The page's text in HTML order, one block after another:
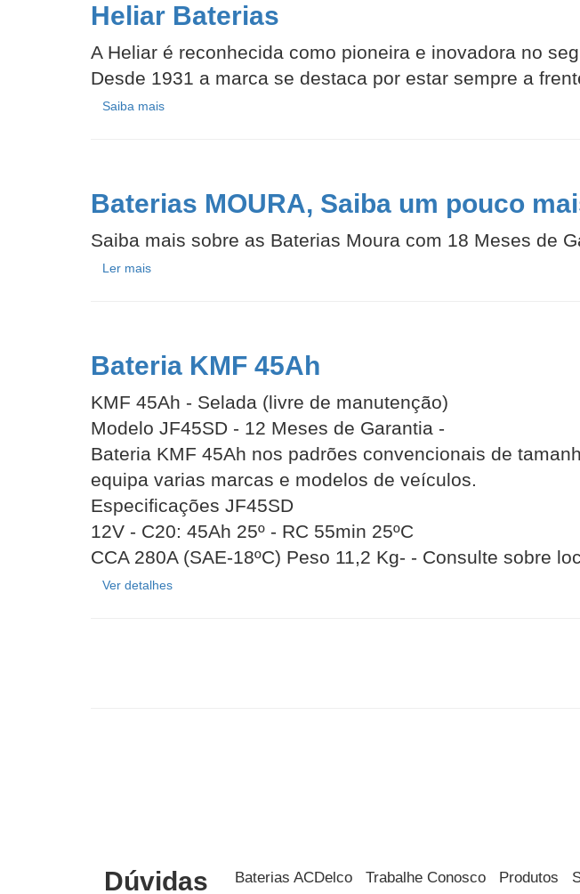
Heliar Baterias
A Heliar é reconhecida como pioneira e inovadora no
Desde 1931 a marca se destaca por estar sempre a
Saiba mais
Baterias MOURA, Saiba um pouco
Saiba mais sobre as Baterias Moura com 18 Meses de
Ler mais
Bateria KMF 45Ah
KMF 45Ah - Selada (livre de manutenção)
Modelo JF45SD - 12 Meses de Garantia -
Bateria KMF 45Ah nos padrões convencionais de
equipa varias marcas e modelos de veículos.
Especificações JF45SD
12V - C20: 45Ah 25º - RC 55min 25ºC
CCA 280A (SAE-18ºC) Peso 11,2 Kg- - Consulte sobre
Ver detalhes
Dúvidas Baterias ACDelco Trabalhe Conosco Produtos